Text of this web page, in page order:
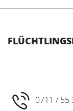
0711 / 55